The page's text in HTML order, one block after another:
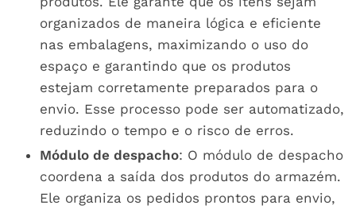
organizados de maneira lógica e eficiente
nas embalagens, maximizando o uso do
espaço e garantindo que os produtos
estejam corretamente preparados para o
envio. Esse processo pode ser automatizado,
reduzindo o tempo e o risco de erros.
Módulo de despacho: O módulo de despacho
coordena a saída dos produtos do armazém.
Ele organiza os pedidos prontos para envio,